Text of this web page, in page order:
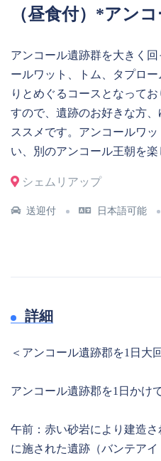
（昼食付）*アン
アンコール遺跡群を大きく
ールワット、トム、タプロ
りとめぐるコースとなって
すので、遺跡のお好きな方
ススメです。アンコールワ
い、別のアンコール王朝を楽
シェムリアップ
送迎付 日本語可能
詳細
＜アンコール遺跡郡を1日大
アンコール遺跡郡を1日かけ
午前：赤い砂岩により建造
に施された遺跡（バンテア